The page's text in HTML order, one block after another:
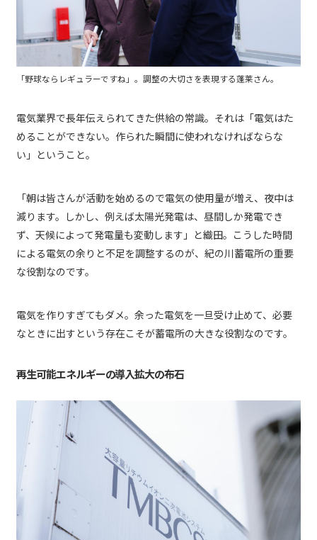
「野球ならレギュラーですね」。調整の大切さを表現する蓬莱さん。
電気業界で長年伝えられてきた供給の常識。それは「電気はた
めることができない。作られた瞬間に使われなければならな
い」ということ。
「朝は皆さんが活動を始めるので電気の使用量が増え、夜中は
減ります。しかし、例えば太陽光発電は、昼間しか発電でき
ず、天候によって発電量も変動します」と織田。こうした時間
による電気の余りと不足を調整するのが、紀の川蓄電所の重要
な役割なのです。
電気を作りすぎてもダメ。余った電気を一旦受け止めて、必要
なときに出すという存在こそが蓄電所の大きな役割なのです。
再生可能エネルギーの導入拡大の布石